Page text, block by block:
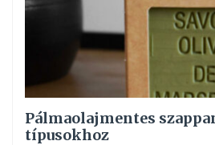
Pálmaolajmentes
típusokhoz